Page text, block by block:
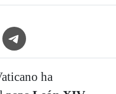
Icon
Telegram Icon
ha